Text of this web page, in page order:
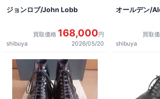
ジョンロブ/John Lobb
買取価格 168,000円
shibuya
2026/05/20
オールデン/
買取
shibuya